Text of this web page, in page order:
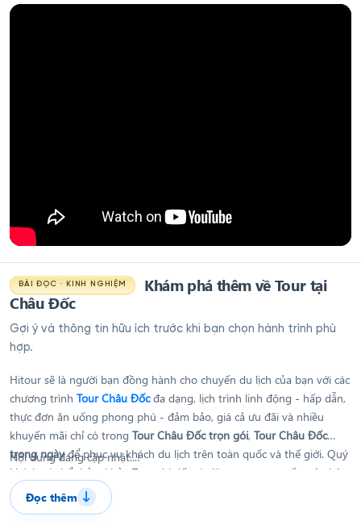
BÀI ĐỌC · KINH NGHIỆM
Khám phá thêm về Tour tại
Châu Đốc
Gợi ý và thông tin hữu ích trước khi bạn chọn hành trình phù
hợp.
Hitour sẽ là người bạn đồng hành cho chuyến du lịch của bạn với các
chương trình Tour Châu Đốcđa dạng, lịch trình linh động - hấp dẫn,
thực đơn ăn uống phong phú - đảm bảo, giá cả ưu đãi và nhiều
khuyến mãi chỉ có trong Tour Châu Đốc trọn gói, Tour Châu Đốc
trong ngàyđể phục vụ khách du lịch trên toàn quốc và thế giới. Quý
khách có thể thảm khảo Tour chi tiết và đặt tour trực tuyến trên hệ
thống của Hitour, hoặc nếu cần hỗ trợ hay còn bất kì thắc mắc nào
Quý khách có thể liên hệ hotline
Nội dung đang cập nhật...!
Đọc thêm